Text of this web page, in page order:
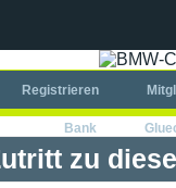
Registrieren
Bank
zu